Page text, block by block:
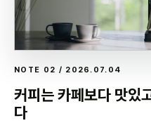
NOTE 02 / 2026.07.04
커피는 카페보다 맛있
다